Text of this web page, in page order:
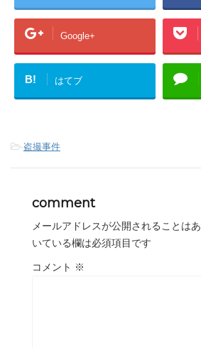
Google+
B! はてブ
-盗撮事件
comment
メールアドレスが公開されることはあ
いている欄は必須項目です
コメント ※